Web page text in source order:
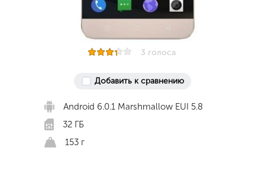
3 голоса
Добавить к сравнению
Android 6.0.1 Marshmallow EUI 5.8
32 ГБ
153 г